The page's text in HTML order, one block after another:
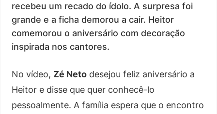
recebeu um recado do ídolo. A surpresa foi
grande e a ficha demorou a cair. Heitor
comemorou o aniversário com decoração
inspirada nos cantores.
No vídeo, Zé Neto desejou feliz aniversário a
Heitor e disse que quer conhecê-lo
pessoalmente. A família espera que o encontro